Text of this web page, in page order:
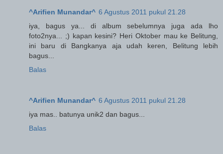
^Arifien Munandar^ 6 Agustus 2011 pukul 21.28
iya, bagus ya... di album sebelumnya juga ada lho
foto2nya... ;) kapan kesini? Heri Oktober mau ke Belitung,
ini baru di Bangkanya aja udah keren, Belitung lebih
bagus...
Balas
^Arifien Munandar^ 6 Agustus 2011 pukul 21.28
iya mas.. batunya unik2 dan bagus...
Balas